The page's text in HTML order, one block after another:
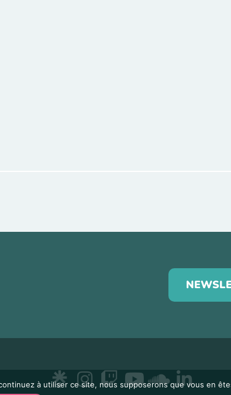
à utiliser ce site, nous supposerons que vous en